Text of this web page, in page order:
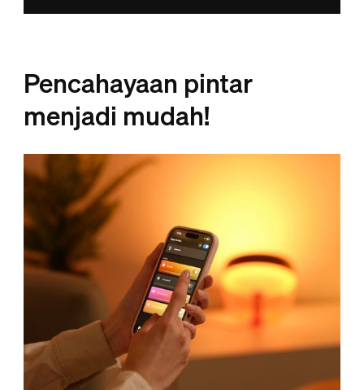
Pencahayaan pintar
menjadi mudah!